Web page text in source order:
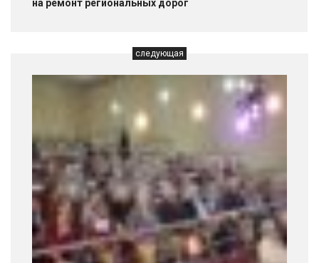
на ремонт региональных дорог
следующая